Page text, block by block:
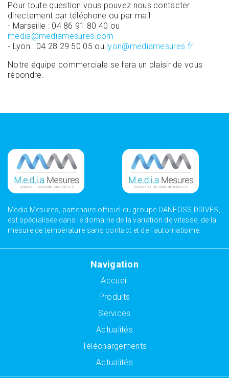
Pour toute question vous pouvez nous contacter
directement par téléphone ou par mail :
- Marseille : 04 86 91 80 40 ou
media@mediamesures.com
- Lyon : 04 28 29 50 05 ou lyon@mediamesures.fr
Notre équipe commerciale se fera un plaisir de vous
répondre.
Media Mesures, partenaire officiel du groupe DANFOSS DRIVES,
est spécialisée dans le domaine de la variation de vitesse, de la
mesure de température sans contact et de l'automatisme.
Navigation
Accueil
Produits
Services
Actualités
Téléchargements
Actualités